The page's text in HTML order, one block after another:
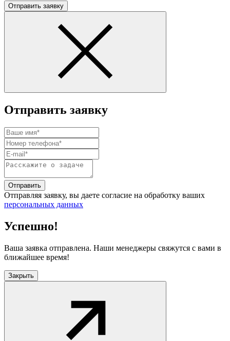
Отправить заявку
Отправить заявку
Отправить
Отправляя заявку, вы даете согласие на обработку ваших
персональных данных
Успешно!
Ваша заявка отправлена. Наши менеджеры свяжутся с вами в
ближайшее время!
Закрыть